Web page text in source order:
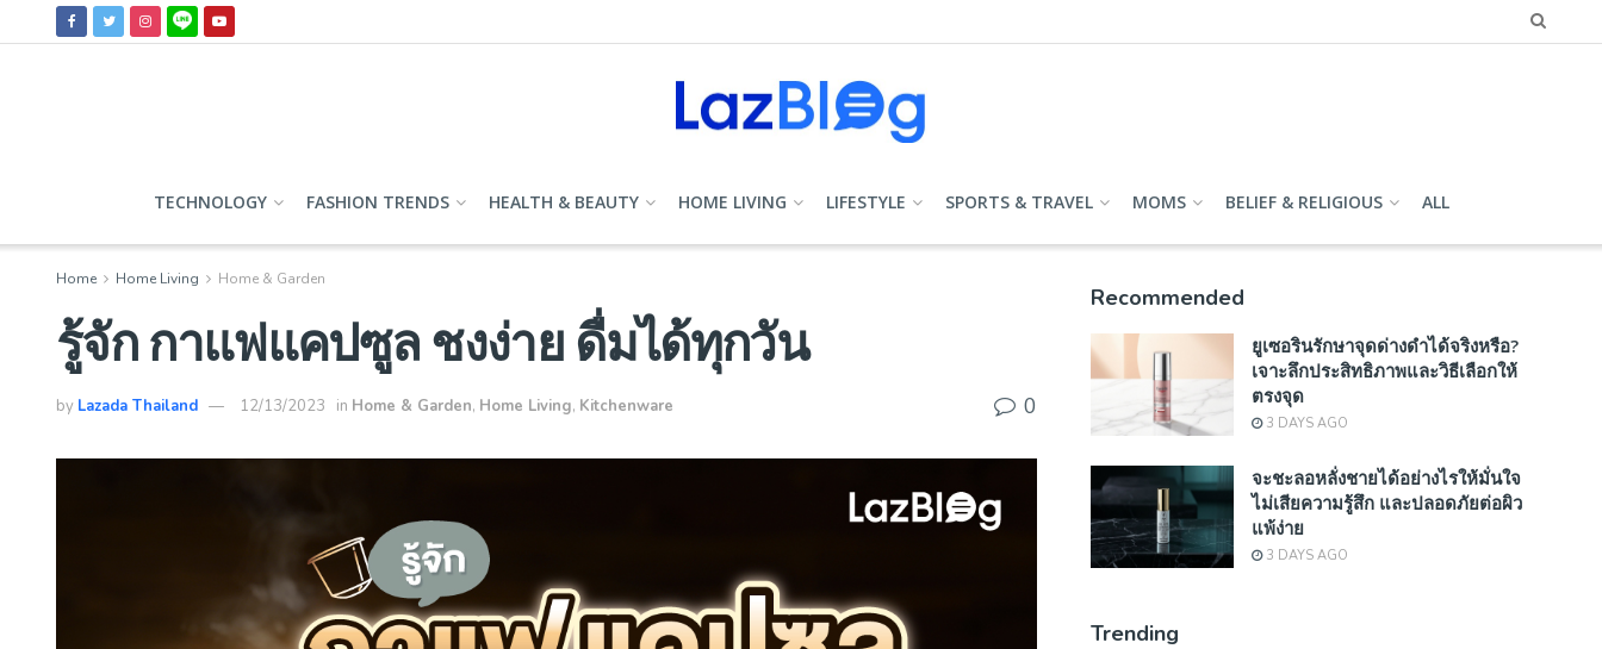
TECHNOLOGY FASHION TRENDS HEALTH & BEAUTY HOME LIVING LIFESTYLE SPORTS & TRAVEL MOMS BELIEF & RELIGIOUS ALL
Home Home Living Home & Garden
รู้จัก กาแฟแคปซูล ชงง่าย ดื่มได้ทุกวัน
by Lazada Thailand 12/13/2023 in Home & Garden, Home Living, Kitchenware 0
Recommended
ยูเซอรินรักษาจุดด่างดำได้จริงหรือ?
เจาะลึกประสิทธิภาพและวิธีเลือกให้
ตรงจุด
3 DAYS AGO
จะชะลอหลั่งชายได้อย่างไรให้มั่นใจ
ไม่เสียความรู้สึก และปลอดภัยต่อผิว
แพ้ง่าย
3 DAYS AGO
Trending